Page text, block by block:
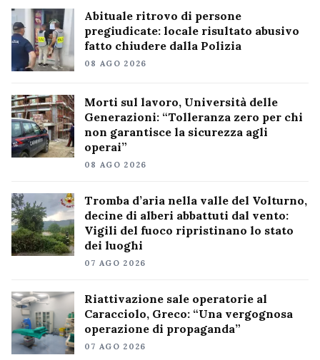
Abituale ritrovo di persone
pregiudicate: locale risultato abusivo
fatto chiudere dalla Polizia
08 AGO 2026
Morti sul lavoro, Università delle
Generazioni: “Tolleranza zero per chi
non garantisce la sicurezza agli
operai”
08 AGO 2026
Tromba d’aria nella valle del Volturno,
decine di alberi abbattuti dal vento:
Vigili del fuoco ripristinano lo stato
dei luoghi
07 AGO 2026
Riattivazione sale operatorie al
Caracciolo, Greco: “Una vergognosa
operazione di propaganda”
07 AGO 2026